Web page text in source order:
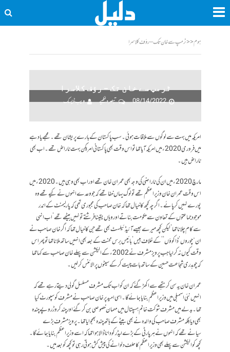
ہوم<<ٹرمپ سے خان تک – رؤف کلاسرا
ٹرمپ سے خان تک – رؤف کلاسرا
08/14/2022
تبصرہ لکھیے ویب ڈیسک
امریکہ میں بہت سے لوگوں سے ملاقات ہوئی۔ سب پاکستان کے بارے پریشان تھے۔ مجھے یاد ہے
میں فروری 2020ء میں امریکہ آیا تھا تو اس وقت بھی پاکستانی امریکن بہت ناراض تھے۔ اب بھی
ناراض ہیں۔
مارچ 2020 ء میں ان کی ناراضی کی وجہ بھی عمران خان تھے اور اب بھی وہی ہیں۔ 2020ء میں
اس وقت عمران خان وزیراعظم تھے تو لوگ یہاں خفا تھے کہ جو وعدے انہوں نے کیے تھے وہ
پورے نہیں کر پائے۔ اگرچہ کچھ کا خیال تھا کہ خان صاحب کی مجبوری تھی کہ پارلیمنٹ کے اندر
موجود جماعتوں کے تعاون سے حکومت بناتے اور وہاں یقینا فرشتے تو نہیں بیٹھے تھے‘ اب انہی
سے کام چلانا تھا‘ لیکن کچھ میرے جیسے آئیڈئیلسٹ بھی تھے جن کا خیال تھا کہ اگر خان صاحب نے
ان ”چوروں‘ ڈاکوؤں‘‘ کے خلاف بیس‘ بائیس برس محنت کے بعد بھی انہیں ساتھ ملانا تھا تو پھر اس
وقت کیوں نہ کر لیا جب پرویز مشرف نے 2002ء کے الیکشن سے پہلے خان صاحب سے کہا تھا
کہ چوہدری شجاعت حسین کے ساتھ بات چیت کر کے سیٹوں پر الائنس کر لیں۔
عمران خان یہ سن کر ہتھے سے اکھڑ گئے کہ ان کو اب تک مشرف مسلسل گولی دیتے رہے تھے کہ
انہیں نئی اسمبلی میں وزیراعظم بنایا جائے گا۔ اسی امید پر خان صاحب نے مشرف کو سپورٹ کیا
تھا۔ بدلے میں مشرف شوکت خانم ہسپتال میں مہمان خصوصی بن کر گئے اور چند کروڑ روپے چندہ
بھی دیا بلکہ مشرف صاحب کی والدہ نے بھی بیٹے کے ہاتھ چندہ بھجوایا تھا۔ پرویزمشرف بڑے
سیانے تھے کہ انہوں نے ہر پارٹی کے بڑے لیڈر کو دانا ڈالا ہوا تھا کہ اسے وزیراعظم بنایا جائے گا۔
کچھ کو الیکشن سے پہلے بھی وزیراعظم کا حلف دلوانے کی پیش کش ہوتی رہی تو کچھ کو بعد میں۔